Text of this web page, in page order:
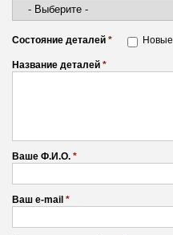
Состояние деталей * Новые
Название деталей *
Ваше Ф.И.О. *
Ваш e-mail *